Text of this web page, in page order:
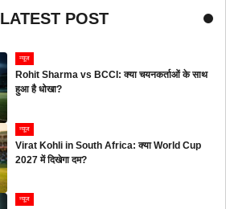
LATEST POST
न्यूज
Rohit Sharma vs BCCI: क्या चयनकर्ताओं के साथ
हुआ है धोखा?
न्यूज
Virat Kohli in South Africa: क्या World Cup
2027 में दिखेगा दम?
न्यूज